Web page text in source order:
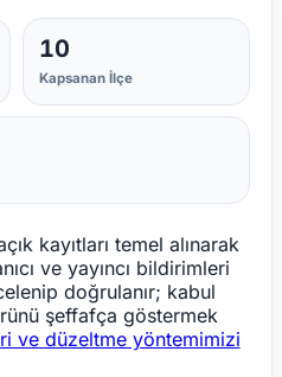
10
Kapsanan İlçe
kayıtları temel alınarak
ve yayıncı bildirimleri
doğrulanır; kabul
şeffafça göstermek
ve düzeltme yöntemimizi